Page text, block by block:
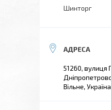
Шинторг
51260, вулиця
Вільне, Україна